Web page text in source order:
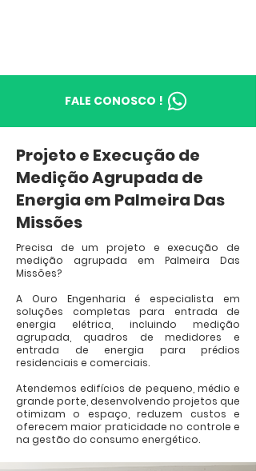
FALE CONOSCO !
Projeto e Execução de
Medição Agrupada de
Energia em Palmeira Das
Missões
Precisa de um projeto e execução de
medição agrupada em Palmeira Das
Missões?
A Ouro Engenharia é especialista em
soluções completas para entrada de
energia elétrica, incluindo medição
agrupada, quadros de medidores e
entrada de energia para prédios
residenciais e comerciais.
Atendemos edifícios de pequeno, médio e
grande porte, desenvolvendo projetos que
otimizam o espaço, reduzem custos e
oferecem maior praticidade no controle e
na gestão do consumo energético.